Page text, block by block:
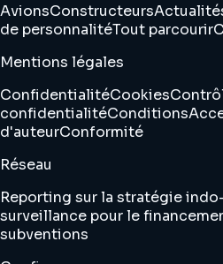
AvionsConstructeurs
de personnalitéTout parcourir
Mentions légales
ConfidentialitéCookies
confidentialitéConditions
d'auteurConformité
Réseau
Reporting sur la stratégie
surveillance pour le
subventions